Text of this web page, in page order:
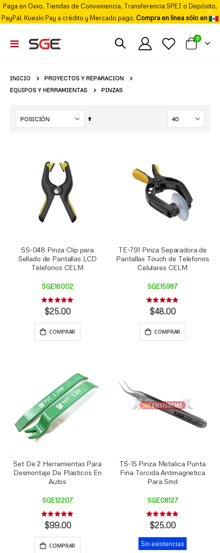
Paga en Oxxo, Tiendas de Conveniencia, Transferencia SPEI o Depósito,
PayPal, Kueski Pay a crédito y Mercado pago. Compra en línea sólo en
Cambiar
Nav
Mi carrito
0
INICIO
PROYECTOS Y REPARACION
EQUIPOS Y HERRAMIENTAS
PINZAS
Fijar
SS-048 Pinza Clip para
Sellado de Pantallas LCD
Telefonos CELM
SGE16002
Rating:
0%
$25.00
COMPRAR
TE-791 Pinza Separadora de
Pantallas Touch de Telefonos
Celulares CELM
SGE15987
Rating:
0%
$48.00
COMPRAR
Set De 2 Herramientas Para
Desmontaje De Plasticos En
Autos
SGE12207
Rating:
0%
$99.00
COMPRAR
TS-15 Pinza Metalica Punta
Fina Torcida Antimagnetica
Para Smd
SGE08127
Rating:
0%
$25.00
Sin existencias